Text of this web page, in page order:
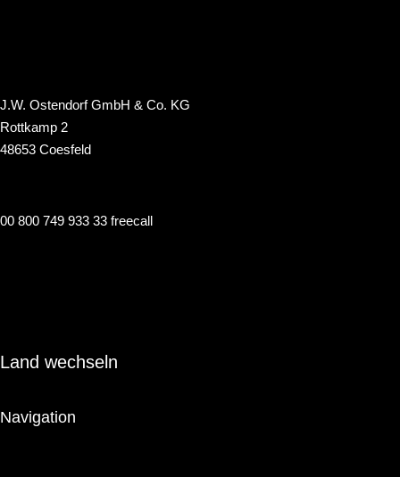
J.W. Ostendorf GmbH & Co. KG
Rottkamp 2
48653 Coesfeld
00 800 749 933 33 freecall
Land wechseln
Navigation